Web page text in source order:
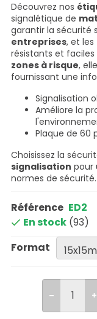
Découvrez nos
signalétique de
garantir la sécurité
entreprises, et les
résistants et faciles
zones à risque,
fournissant une
Signalisation
Améliore la
Plaque de 60
Choisissez la
signalisation pour
normes de sécurité.
Référence ED2
En stock (93)
Format